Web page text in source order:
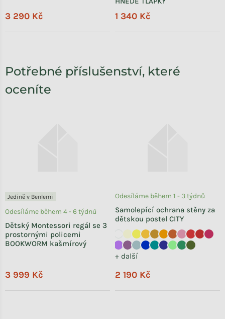
3 290 Kč 1 340 Kč
Potřebné příslušenství, které
oceníte
Jedině v Benlemi
Dětský Montessori regál se 3
prostornými policemi
BOOKWORM kašmírový
Odesíláme během 4 - 6 týdnů
3 999 Kč
Samolepící ochrana stěny za
dětskou postel CITY
+ další
Odesíláme během 1 - 3 týdnů
2 190 Kč